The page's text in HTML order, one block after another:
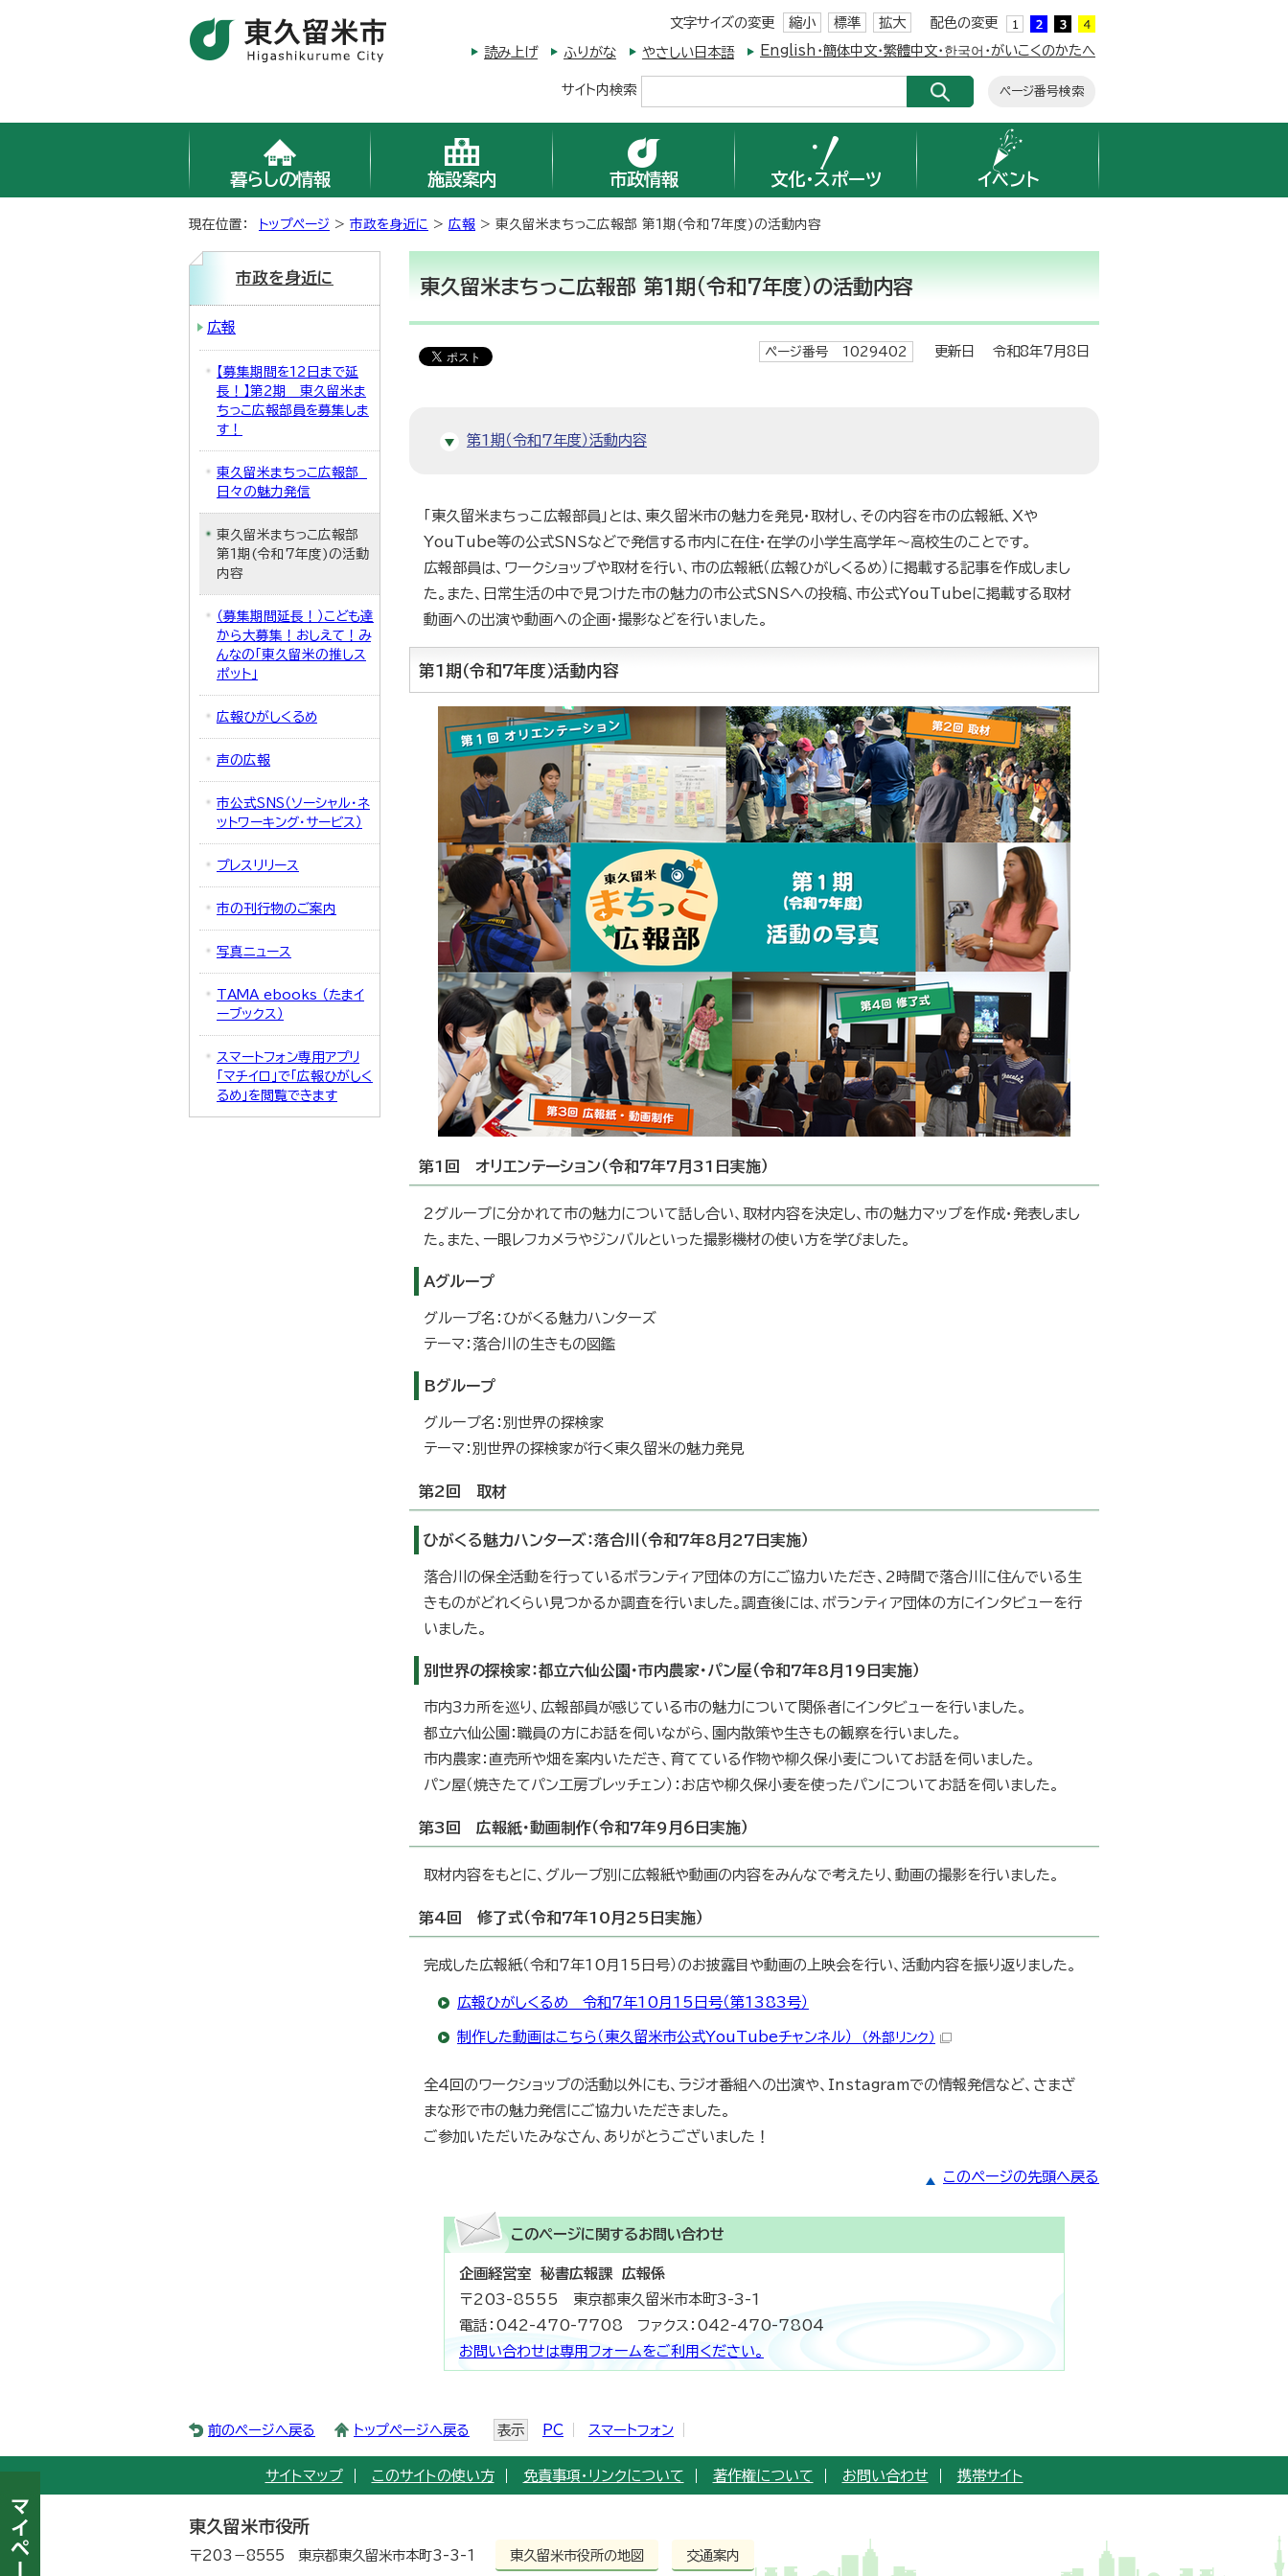
文字サイズの変更 縮小 標準 拡大 配色の変更
読み上げ ふりがな やさしい日本語 English・簡体中文・繁體中文・한국어・がいこくのかたへ
サイト内検索 ページ番号検索
暮らしの情報 施設案内 市政情報 文化・スポーツ イベント
現在位置： トップページ > 市政を身近に > 広報 > 東久留米まちっこ広報部 第1期(令和7年度)の活動内容
東久留米まちっこ広報部 第1期(令和7年度)の活動内容
ページ番号 1029402 更新日 令和8年7月8日
第1期（令和7年度）活動内容
「東久留米まちっこ広報部員」とは、東久留米市の魅力を発見・取材し、その内容を市の広報紙、Xや
YouTube等の公式SNSなどで発信する市内に在住・在学の小学生高学年～高校生のことです。
広報部員は、ワークショップや取材を行い、市の広報紙（広報ひがしくるめ）に掲載する記事を作成しまし
た。また、日常生活の中で見つけた市の魅力の市公式SNSへの投稿、市公式YouTubeに掲載する取材
動画への出演や動画への企画・撮影などを行いました。
第1期（令和7年度）活動内容
第1回 オリエンテーション（令和7年7月31日実施）
2グループに分かれて市の魅力について話し合い、取材内容を決定し、市の魅力マップを作成・発表しまし
た。また、一眼レフカメラやジンバルといった撮影機材の使い方を学びました。
Aグループ
グループ名：ひがくる魅力ハンターズ
テーマ：落合川の生きもの図鑑
Bグループ
グループ名：別世界の探検家
テーマ：別世界の探検家が行く東久留米の魅力発見
第2回 取材
ひがくる魅力ハンターズ：落合川（令和7年8月27日実施）
落合川の保全活動を行っているボランティア団体の方にご協力いただき、2時間で落合川に住んでいる生
きものがどれくらい見つかるか調査を行いました。調査後には、ボランティア団体の方にインタビューを行
いました。
別世界の探検家：都立六仙公園・市内農家・パン屋（令和7年8月19日実施）
市内3カ所を巡り、広報部員が感じている市の魅力について関係者にインタビューを行いました。
都立六仙公園：職員の方にお話を伺いながら、園内散策や生きもの観察を行いました。
市内農家：直売所や畑を案内いただき、育てている作物や柳久保小麦についてお話を伺いました。
パン屋（焼きたてパン工房ブレッチェン）：お店や柳久保小麦を使ったパンについてお話を伺いました。
第3回 広報紙・動画制作（令和7年9月6日実施）
取材内容をもとに、グループ別に広報紙や動画の内容をみんなで考えたり、動画の撮影を行いました。
第4回 修了式（令和7年10月25日実施）
完成した広報紙（令和7年10月15日号）のお披露目や動画の上映会を行い、活動内容を振り返りました。
広報ひがしくるめ 令和7年10月15日号（第1383号）
制作した動画はこちら（東久留米市公式YouTubeチャンネル） （外部リンク）
全4回のワークショップの活動以外にも、ラジオ番組への出演や、Instagramでの情報発信など、さまざ
まな形で市の魅力発信にご協力いただきました。
ご参加いただいたみなさん、ありがとうございました！
このページの先頭へ戻る
このページに関するお問い合わせ
企画経営室 秘書広報課 広報係
〒203-8555 東京都東久留米市本町3-3-1
電話：042-470-7708 ファクス：042-470-7804
お問い合わせは専用フォームをご利用ください。
市政を身近に
広報
【募集期間を12日まで延
長！】第2期 東久留米ま
ちっこ広報部員を募集しま
す！
東久留米まちっこ広報部
日々の魅力発信
東久留米まちっこ広報部
第1期(令和7年度)の活動
内容
（募集期間延長！）こども達
から大募集！おしえて！み
んなの「東久留米の推しス
ポット」
広報ひがしくるめ
声の広報
市公式SNS（ソーシャル・ネ
ットワーキング・サービス）
プレスリリース
市の刊行物のご案内
写真ニュース
TAMA ebooks （たまイ
ーブックス）
スマートフォン専用アプリ
「マチイロ」で「広報ひがしく
るめ」を閲覧できます
前のページへ戻る トップページへ戻る 表示 PC スマートフォン
サイトマップ このサイトの使い方 免責事項・リンクについて 著作権について お問い合わせ 携帯サイト
東久留米市役所
〒203－8555 東京都東久留米市本町3-3-1 東久留米市役所の地図 交通案内